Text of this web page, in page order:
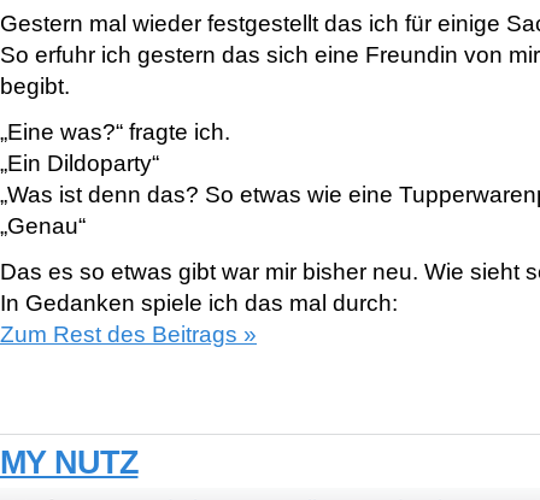
Gestern mal wieder festgestellt das ich für einige
So erfuhr ich gestern das sich eine Freundin von
begibt.
„Eine was?“ fragte ich.
„Ein Dildoparty“
„Was ist denn das? So etwas wie eine
„Genau“
Das es so etwas gibt war mir bisher neu. Wie sieht
In Gedanken spiele ich das mal durch:
Zum Rest des Beitrags »
MY NUTZ